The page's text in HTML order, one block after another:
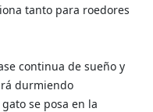
tanto para roedores
continua de sueño y
durmiendo
se posa en la